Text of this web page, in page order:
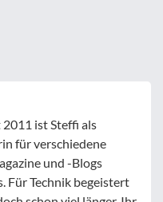
2011 ist Steffi als
für verschiedene
und -Blogs
Für Technik begeistert